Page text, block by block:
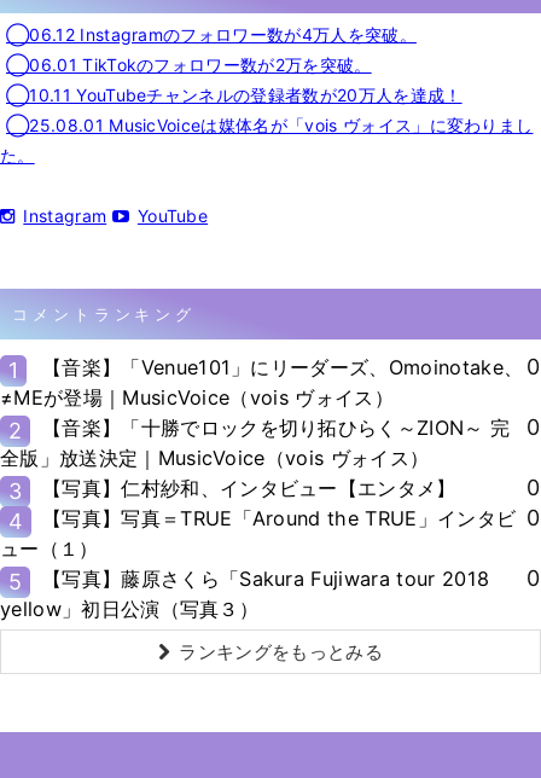
◯06.12 Instagramのフォロワー数が4万人を突破。
◯06.01 TikTokのフォロワー数が2万を突破。
◯10.11 YouTubeチャンネルの登録者数が20万人を達成！
◯25.08.01 MusicVoiceは媒体名が「vois ヴォイス」に変わりまし
た。
Instagram YouTube
コメントランキング
1
【音楽】「Venue101」にリーダーズ、Omoinotake、
≠MEが登場｜MusicVoice（vois ヴォイス）
0
2
【音楽】「十勝でロックを切り拓ひらく～ZION～ 完
全版」放送決定｜MusicVoice（vois ヴォイス）
0
3 【写真】仁村紗和、インタビュー【エンタメ】
0
4
【写真】写真＝TRUE「Around the TRUE」インタビ
ュー（１）
0
5
【写真】藤原さくら「Sakura Fujiwara tour 2018
yellow」初日公演（写真３）
0
ランキングをもっとみる